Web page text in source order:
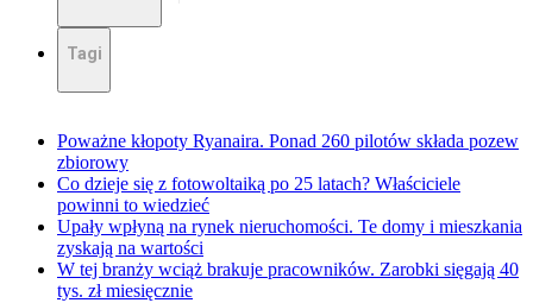
Tagi
Poważne kłopoty Ryanaira. Ponad 260 pilotów składa pozew
zbiorowy
Co dzieje się z fotowoltaiką po 25 latach? Właściciele
powinni to wiedzieć
Upały wpłyną na rynek nieruchomości. Te domy i mieszkania
zyskają na wartości
W tej branży wciąż brakuje pracowników. Zarobki sięgają 40
tys. zł miesięcznie